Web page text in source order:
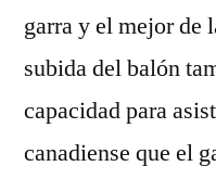
garra y el mejor
subida del balón
capacidad para
canadiense que el